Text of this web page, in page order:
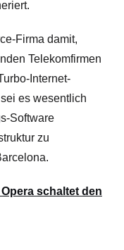
Firma damit,
Telekomfirmen
Internet-
es wesentlich
Software
zu
schaltet den